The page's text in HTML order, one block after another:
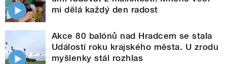
mi dělá každý den radost
Akce 80 balónů nad Hradcem se stala
Událostí roku krajského města. U zrodu
myšlenky stál rozhlas